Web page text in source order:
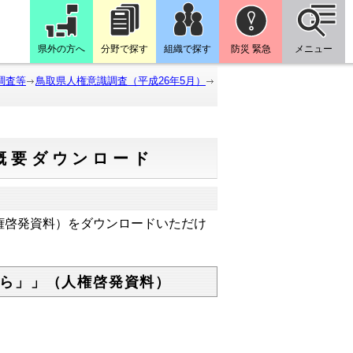
県外の方へ 分野で探す 組織で探す 防災 緊急 メニュー
査等 鳥取県人権意識調査（平成26年5月）
ダウンロード
発資料）をダウンロードいただけ
」（人権啓発資料）